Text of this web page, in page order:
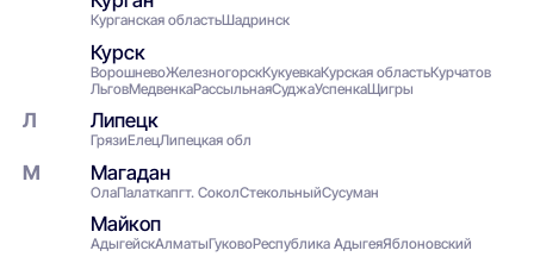
Курганская областьШадринск
Курск
ВорошневоЖелезногорскКукуевкаКурская областьКурчатов
ЛьговМедвенкаРассыльнаяСуджаУспенкаЩигры
Липецк
ГрязиЕлецЛипецкая обл
Магадан
ОлаПалаткапгт. СоколСтекольныйСусуман
Майкоп
АдыгейскАлматыГуковоРеспублика АдыгеяЯблоновский